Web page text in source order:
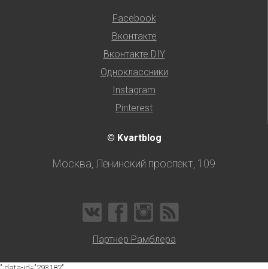
Facebook
Вконтакте
Вконтакте DIY
Одноклассники
Instagram
Pinterest
© Kvartblog
Москва, Ленинский проспект, 109
Партнер Рамблера